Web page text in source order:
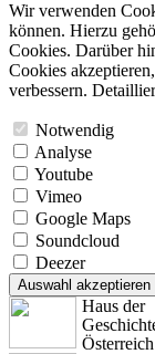
Wir verwenden
können. Hierzu
Cookies. Darüber
Cookies
verbessern.
Notwendig
Analyse
Youtube
Vimeo
Google Maps
Soundcloud
Deezer
Auswahl akzeptieren
Haus der
Österreich